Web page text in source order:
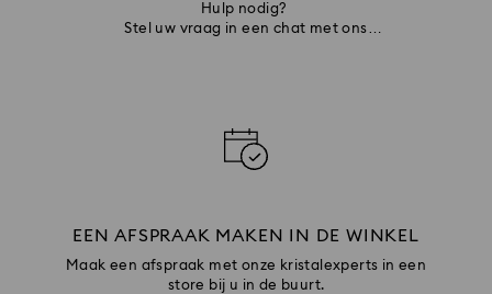
Hulp nodig?
Stel uw vraag in een chat met ons
EEN AFSPRAAK MAKEN IN DE WINKEL
Maak een afspraak met onze kristalexperts in een
store bij u in de buurt.